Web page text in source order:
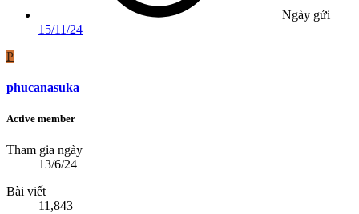
Ngày gửi
15/11/24
P
phucanasuka
Active member
Tham gia ngày
13/6/24
Bài viết
11,843